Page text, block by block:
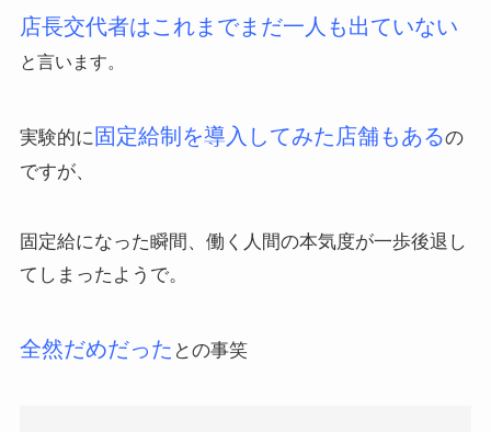
店長交代者はこれまでまだ一人も出ていない
と言います。
実験的に 固定給制を導入してみた店舗もあるの
ですが、
固定給になった瞬間、働く人間の本気度が一歩後退し
てしまったようで。
全然だめだった との事笑